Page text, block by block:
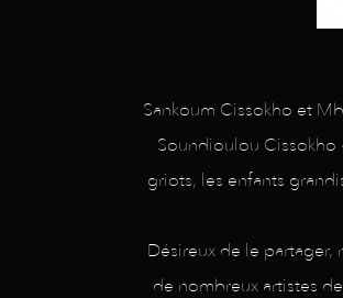
Sankoum Cissokho et
Soundioulou Cissokho
griots, les enfants
Désireux de le
de nombreux artistes